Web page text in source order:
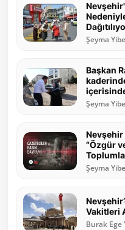
Şeyma
Başkan
Şeyma
Nevşehir
“Özgür
Şeyma
Vakitleri
Burak Ege